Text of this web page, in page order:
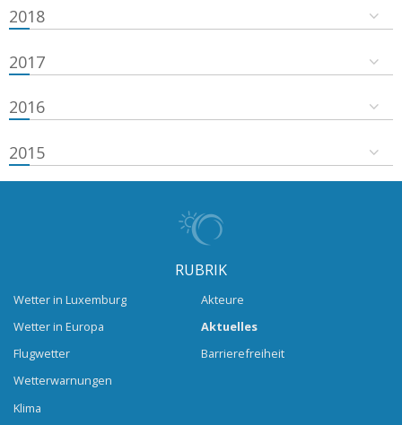
2018
2017
2016
2015
RUBRIK
Wetter in Luxemburg
Wetter in Europa
Flugwetter
Wetterwarnungen
Klima
Akteure
Aktuelles
Barrierefreiheit